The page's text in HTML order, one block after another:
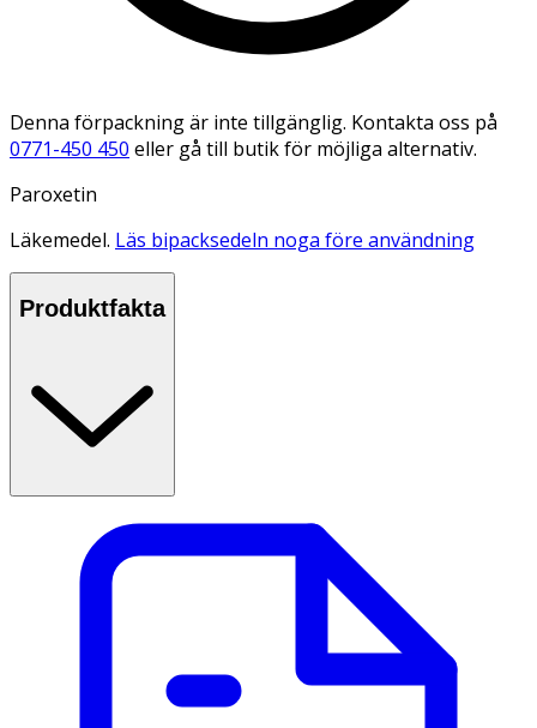
Denna förpackning är inte tillgänglig. Kontakta oss på
0771-450 450 eller gå till butik för möjliga alternativ.
Paroxetin
Läkemedel. Läs bipacksedeln noga före användning
Produktfakta